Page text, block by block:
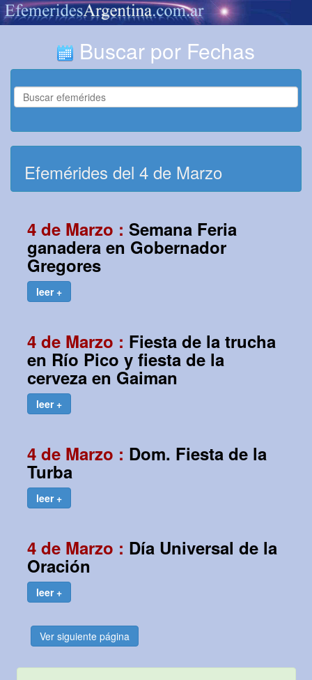
Buscar por Fechas
Efemérides del 4 de Marzo
4 de Marzo : Semana Feria
ganadera en Gobernador
Gregores
leer +
4 de Marzo : Fiesta de la trucha
en Río Pico y fiesta de la
cerveza en Gaiman
leer +
4 de Marzo : Dom. Fiesta de la
Turba
leer +
4 de Marzo : Día Universal de la
Oración
leer +
Ver siguiente página